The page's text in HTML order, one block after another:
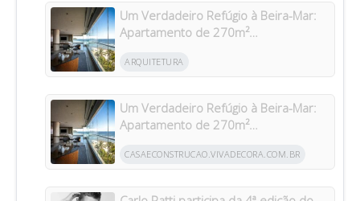
Um Verdadeiro Refúgio à Beira-Mar:
Apartamento de 270m²
Riviera
ARQUITETURA
Um Verdadeiro Refúgio à Beira-Mar:
Apartamento de 270m²
Riviera
CASAECONSTRUCAO.VIVADECORA.COM.BR